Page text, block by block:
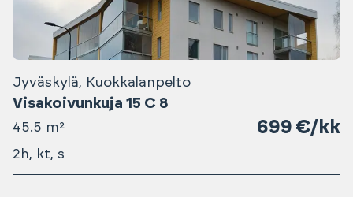
Jyväskylä, Kuokkalanpelto
Visakoivunkuja 15 C 8
45.5 m² 699 €/kk
2h, kt, s